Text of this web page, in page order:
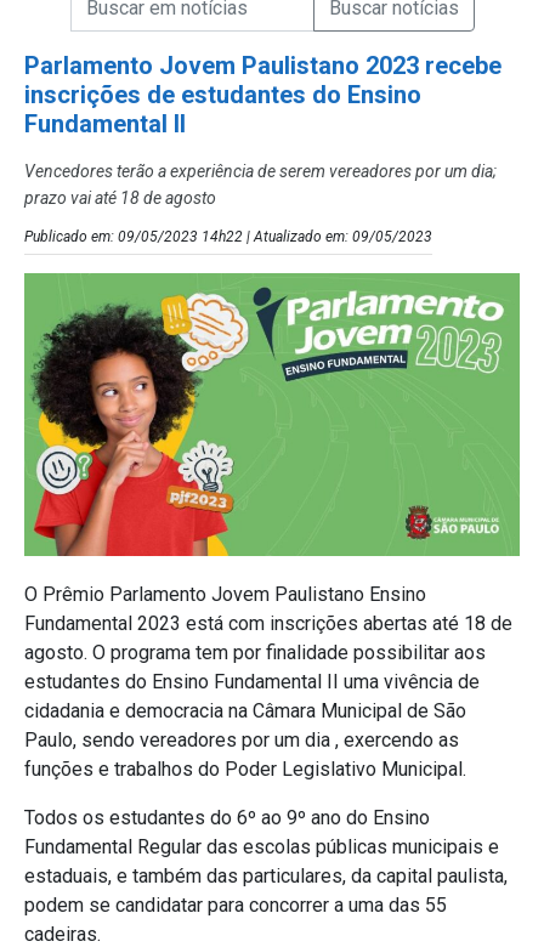
Parlamento Jovem Paulistano 2023 recebe
inscrições de estudantes do Ensino
Fundamental II
Vencedores terão a experiência de serem vereadores por um dia;
prazo vai até 18 de agosto
Publicado em: 09/05/2023 14h22 | Atualizado em: 09/05/2023
O Prêmio Parlamento Jovem Paulistano Ensino
Fundamental 2023 está com inscrições abertas até 18 de
agosto. O programa tem por finalidade possibilitar aos
estudantes do Ensino Fundamental II uma vivência de
cidadania e democracia na Câmara Municipal de São
Paulo, sendo vereadores por um dia , exercendo as
funções e trabalhos do Poder Legislativo Municipal.
Todos os estudantes do 6º ao 9º ano do Ensino
Fundamental Regular das escolas públicas municipais e
estaduais, e também das particulares, da capital paulista,
podem se candidatar para concorrer a uma das 55
cadeiras.